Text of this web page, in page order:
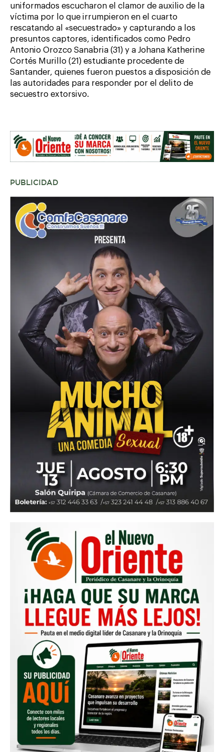
uniformados escucharon el clamor de auxilio de la
víctima por lo que irrumpieron en el cuarto
rescatando al «secuestrado» y capturando a los
presuntos captores, identificados como Pedro
Antonio Orozco Sanabria (31) y a Johana Katherine
Cortés Murillo (21) estudiante procedente de
Santander, quienes fueron puestos a disposición de
las autoridades para responder por el delito de
secuestro extorsivo.
PUBLICIDAD